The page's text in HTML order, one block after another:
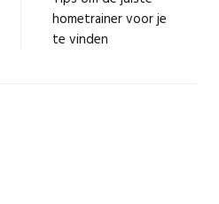
hometrainer voor je
te vinden